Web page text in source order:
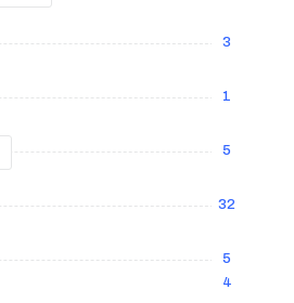
3
1
5
32
5
4